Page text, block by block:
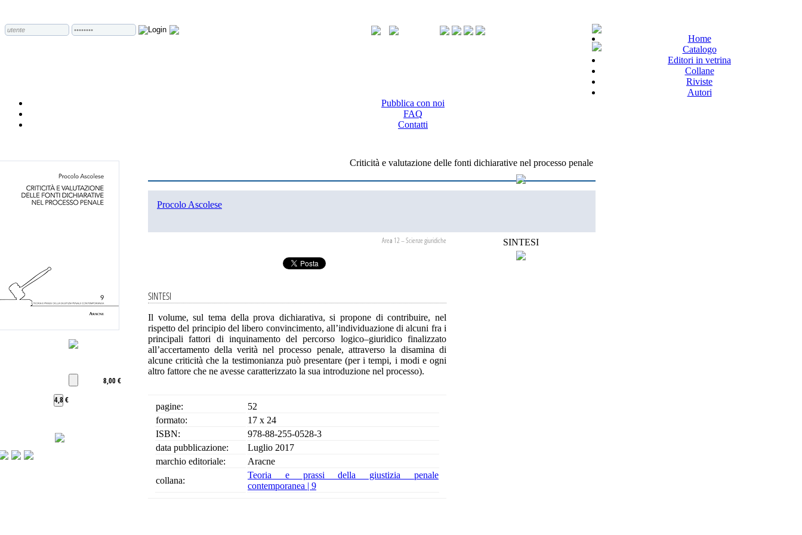
Home
Catalogo
Editori in vetrina
Collane
Riviste
Autori
Pubblica con noi
FAQ
Contatti
Criticità e valutazione delle fonti dichiarative nel processo penale
8,00 €
4,8 €
Procolo Ascolese
Area 12 – Scienze giuridiche
SINTESI
Il volume, sul tema della prova dichiarativa, si propone di contribuire, nel
rispetto del principio del libero convincimento, all’individuazione di alcuni fra i
principali fattori di inquinamento del percorso logico–giuridico finalizzato
all’accertamento della verità nel processo penale, attraverso la disamina di
alcune criticità che la testimonianza può presentare (per i tempi, i modi e ogni
altro fattore che ne avesse caratterizzato la sua introduzione nel processo).
pagine:
52
formato:
17 x 24
ISBN:
978-88-255-0528-3
data pubblicazione:
Luglio 2017
marchio editoriale:
Aracne
collana:
Teoria e prassi della giustizia penale
contemporanea | 9
SINTESI